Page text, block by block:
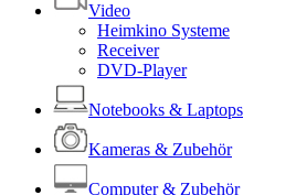
Video
Heimkino Systeme
Receiver
DVD-Player
Notebooks & Laptops
Kameras & Zubehör
Computer & Zubehör